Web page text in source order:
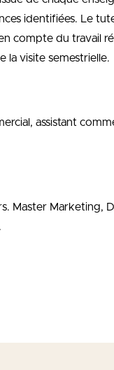
identifiées. Le
compte du travail
la visite semestrielle.
assistant
Master Marketing,